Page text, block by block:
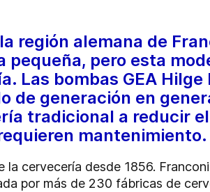
región alemana de
pequeña, pero esta
Las bombas GEA Hilge
de generación en
tradicional a reducir
mantenimiento.
la cervecería desde 1856.
por más de 230 fábricas de